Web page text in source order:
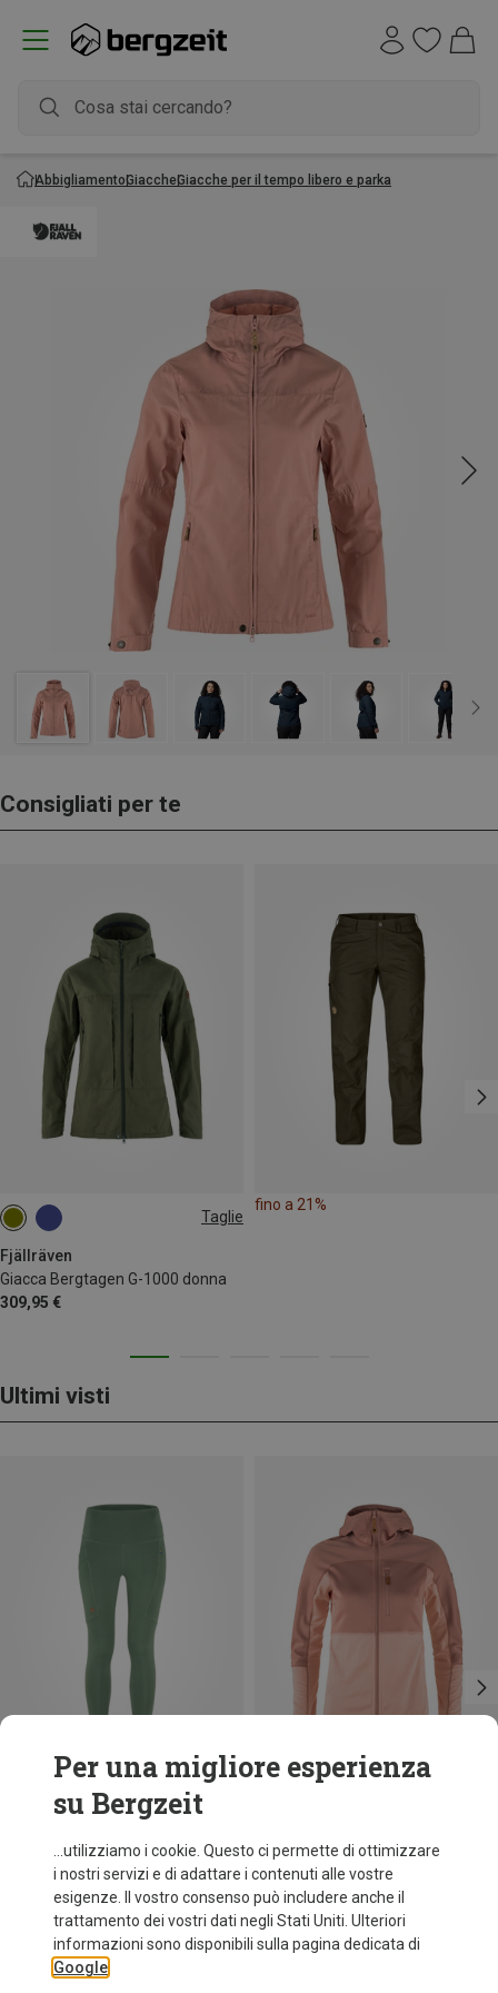
AbbigliamentoGiaccheGiacche per il tempo libero e parka
Consigliati per te
Taglie
Fjällräven
Giacca Bergtagen G-1000 donna
309,95 €
XS S
fino a 21%
Ultimi visti
fino a 27%
Per una migliore esperienza
su Bergzeit
...utilizziamo i cookie. Questo ci permette di ottimizzare
i nostri servizi e di adattare i contenuti alle vostre
esigenze. Il vostro consenso può includere anche il
trattamento dei vostri dati negli Stati Uniti. Ulteriori
informazioni sono disponibili sulla pagina dedicata di
Google